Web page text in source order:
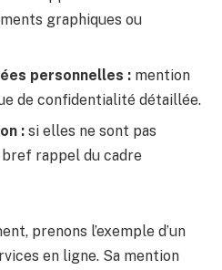
graphiques ou
personnelles : mention
de confidentialité détaillée.
: si elles ne sont pas
rappel du cadre
prenons l’exemple d’un
en ligne. Sa mention